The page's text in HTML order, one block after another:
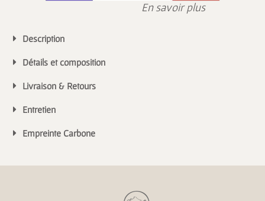
En savoir plus
Description
Détails et composition
Livraison & Retours
Entretien
Empreinte Carbone